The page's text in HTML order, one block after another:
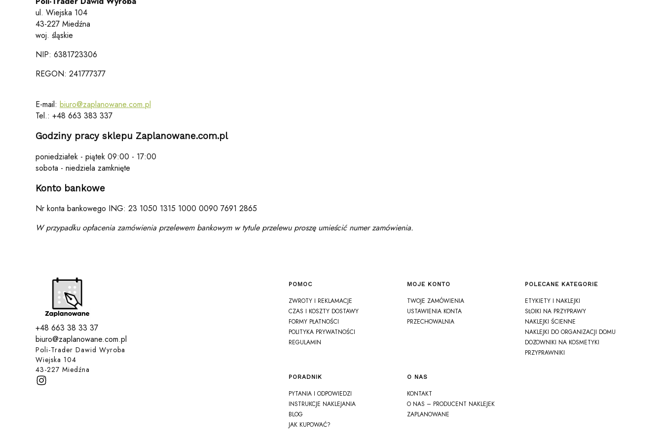
ul. Wiejska 104
43-227 Miedźna
woj. śląskie
NIP: 6381723306
REGON: 241777377
E-mail: biuro@zaplanowane.com.pl
Tel.: +48 663 383 337
Godziny pracy sklepu Zaplanowane.com.pl
poniedziałek - piątek 09:00 - 17:00
sobota - niedziela zamknięte
Konto bankowe
Nr konta bankowego ING: 23 1050 1315 1000 0090 7691 2865
W przypadku opłacenia zamówienia przelewem bankowym w tytule przelewu proszę umieścić numer zamówienia.
+48 663 38 33 37
biuro@zaplanowane.com.pl
Poli-Trader Dawid Wyroba
Wiejska 104
43-227 Miedźna
Linki w stopce
POMOC
ZWROTY I REKLAMACJE
CZAS I KOSZTY DOSTAWY
FORMY PŁATNOŚCI
POLITYKA PRYWATNOŚCI
REGULAMIN
MOJE KONTO
TWOJE ZAMÓWIENIA
USTAWIENIA KONTA
PRZECHOWALNIA
POLECANE KATEGORIE
ETYKIETY I NAKLEJKI
SŁOIKI NA PRZYPRAWY
NAKLEJKI ŚCIENNE
NAKLEJKI DO ORGANIZACJI DOMU
DOZOWNIKI NA KOSMETYKI
PRZYPRAWNIKI
PORADNIK
PYTANIA I ODPOWIEDZI
INSTRUKCJE NAKLEJANIA
BLOG
JAK KUPOWAĆ?
O NAS
KONTAKT
O NAS – PRODUCENT NAKLEJEK
ZAPLANOWANE